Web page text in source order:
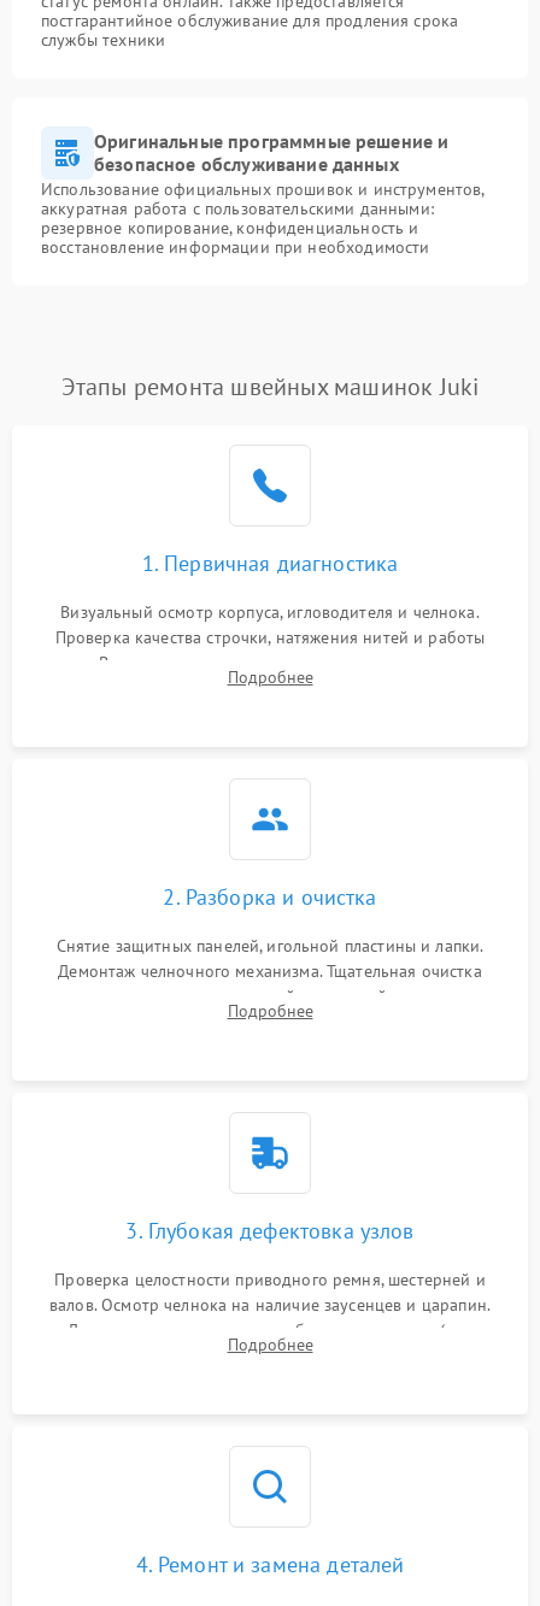
постгарантийное обслуживание для продления срока
службы техники
Оригинальные программные решение и
безопасное обслуживание данных
Использование официальных прошивок и инструментов,
аккуратная работа с пользовательскими данными:
резервное копирование, конфиденциальность и
восстановление информации при необходимости
Этапы ремонта швейных машинок Juki
1. Первичная диагностика
Визуальный осмотр корпуса, игловодителя и челнока.
Проверка качества строчки, натяжения нитей и работы
педали. Выявление посторонних стуков, пропусков стежков,
обрывов нити или заклинивания механизмов на тестовом
Подробнее
2. Разборка и очистка
Снятие защитных панелей, игольной пластины и лапки.
Демонтаж челночного механизма. Тщательная очистка
внутренних узлов от скопившейся тканевой пыли, очесов,
остатков старой смазки и обрывков нитей с помощью
Подробнее
3. Глубокая дефектовка узлов
Проверка целостности приводного ремня, шестерней и
валов. Осмотр челнока на наличие заусенцев и царапин.
Диагностика электромотора, блока управления (для
компьютерных машин), нитевдевателя и механизма
Подробнее
4. Ремонт и замена деталей